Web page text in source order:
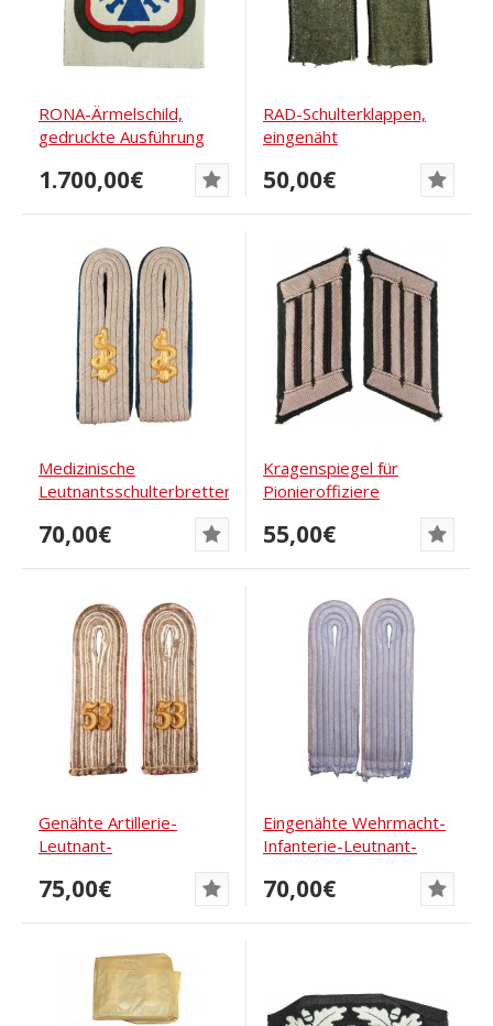
RONA-Ärmelschild,
gedruckte Ausführung
1.700,00€
RAD-Schulterklappen,
eingenäht
50,00€
Medizinische
Leutnantsschulterbretter
70,00€
Kragenspiegel für
Pionieroffiziere
55,00€
Genähte Artillerie-
Leutnant-
Schulterklappen 53th Art
Rgt
75,00€
Eingenähte Wehrmacht-
Infanterie-Leutnant-
70,00€